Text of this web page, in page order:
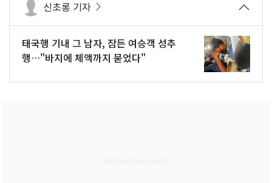
신초롱 기자
태국행 기내 그 남자, 잠든 여승객 성추
행…"바지에 체액까지 묻었다"